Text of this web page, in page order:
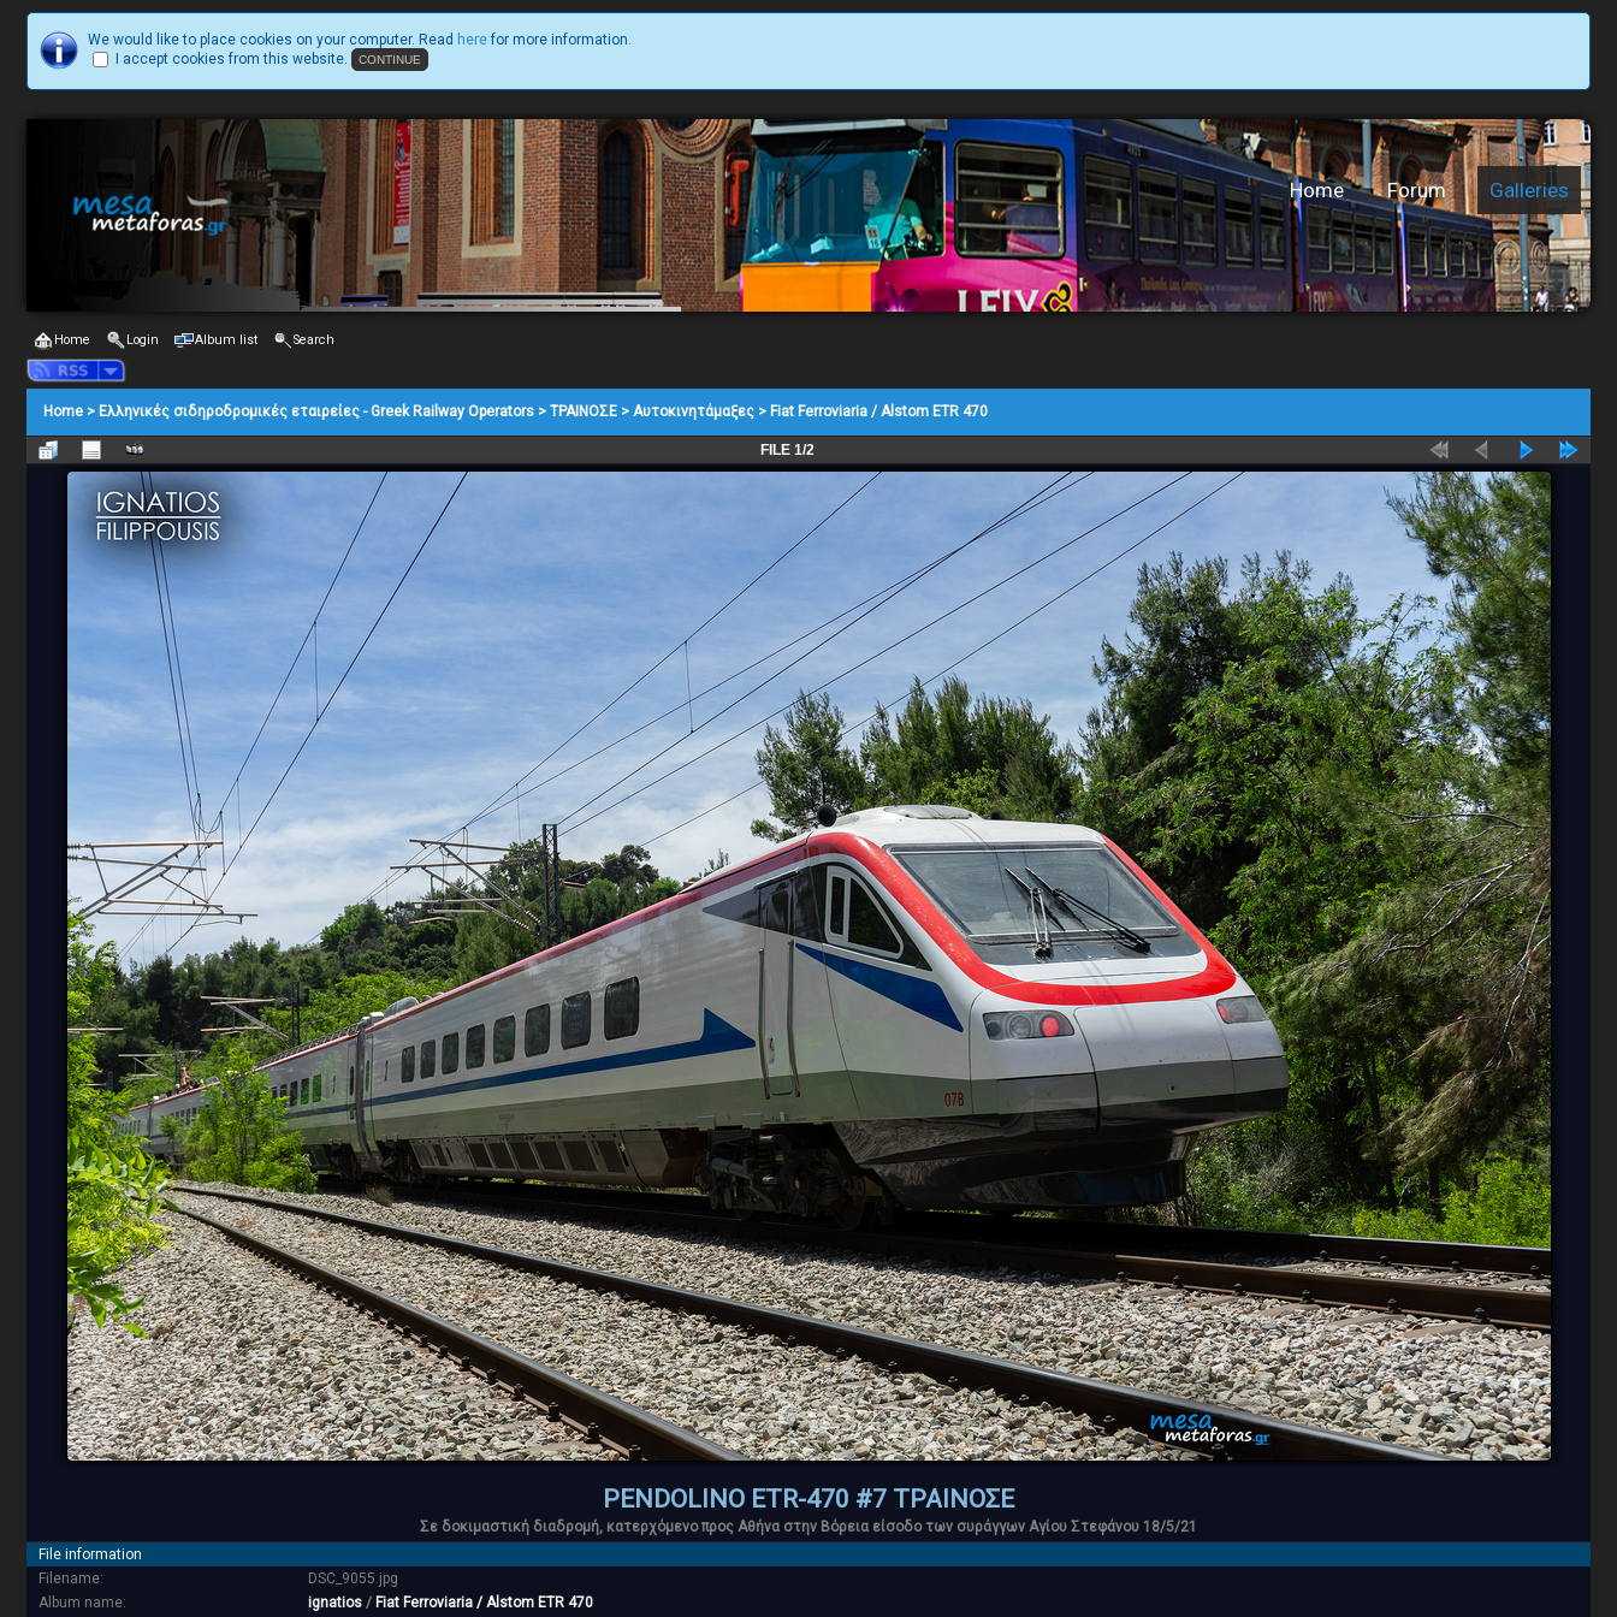
We would like to place cookies on your computer. Read here for more information.
I accept cookies from this website.
Home Forum Galleries
Home Login Album list Search
Home > Ελληνικές σιδηροδρομικές εταιρείες - Greek Railway Operators > ΤΡΑΙΝΟΣΕ > Αυτοκινητάμαξες > Fiat Ferroviaria / Alstom ETR 470
FILE 1/2
PENDOLINO ETR-470 #7 ΤΡΑΙΝΟΣΕ
Σε δοκιμαστική διαδρομή, κατερχόμενο προς Αθήνα στην Βόρεια είσοδο των συράγγων Αγίου Στεφάνου 18/5/21
File information
Filename:
DSC_9055.jpg
Album name:
ignatios / Fiat Ferroviaria / Alstom ETR 470